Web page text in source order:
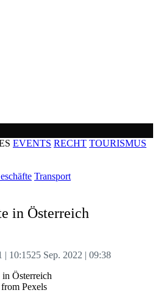
EVENTS RECHT TOURISMUS
Transport
in Österreich
| 10:1525 Sep. 2022 | 09:38
Pexels